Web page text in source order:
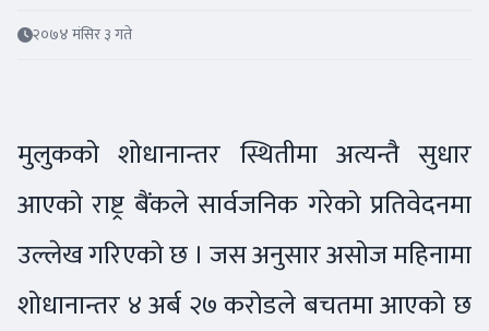
२०७४ मंसिर ३ गते
मुलुकको शोधानान्तर स्थितीमा अत्यन्तै सुधार
आएको राष्ट्र बैंकले सार्वजनिक गरेको प्रतिवेदनमा
उल्लेख गरिएको छ । जस अनुसार असोज महिनामा
शोधानान्तर ४ अर्ब २७ करोडले बचतमा आएको छ